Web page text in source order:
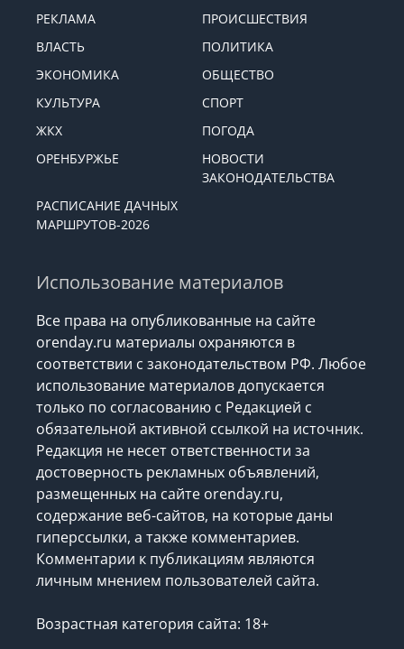
РЕКЛАМА
ПРОИСШЕСТВИЯ
ВЛАСТЬ
ПОЛИТИКА
ЭКОНОМИКА
ОБЩЕСТВО
КУЛЬТУРА
СПОРТ
ЖКХ
ПОГОДА
ОРЕНБУРЖЬЕ
НОВОСТИ
ЗАКОНОДАТЕЛЬСТВА
РАСПИСАНИЕ ДАЧНЫХ
МАРШРУТОВ-2026
Использование материалов
Все права на опубликованные на сайте
orenday.ru материалы охраняются в
соответствии с законодательством РФ. Любое
использование материалов допускается
только по согласованию с Редакцией с
обязательной активной ссылкой на источник.
Редакция не несет ответственности за
достоверность рекламных объявлений,
размещенных на сайте orenday.ru,
содержание веб-сайтов, на которые даны
гиперссылки, а также комментариев.
Комментарии к публикациям являются
личным мнением пользователей сайта.
Возрастная категория сайта: 18+